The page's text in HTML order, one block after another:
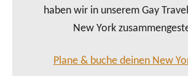
haben wir in unserem Gay
New York
Plane & buche deinen New